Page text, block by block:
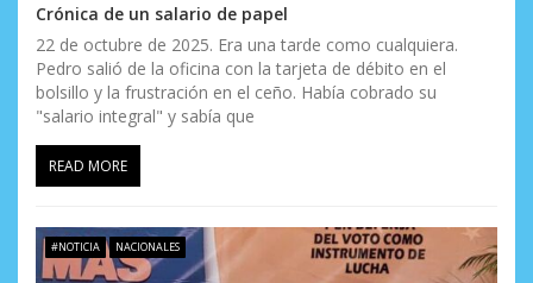
Crónica de un salario de papel
22 de octubre de 2025. Era una tarde como cualquiera.
Pedro salió de la oficina con la tarjeta de débito en el
bolsillo y la frustración en el ceño. Había cobrado su
"salario integral" y sabía que
READ MORE
#NOTICIA NACIONALES